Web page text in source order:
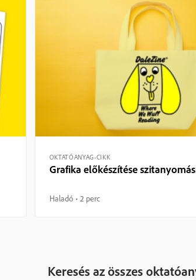
OKTATÓANYAG-CIKK
Grafika előkészítése
Haladó 2 perc
Keresés az összes